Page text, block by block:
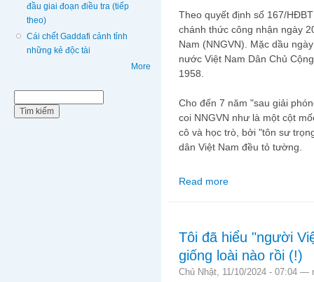
đầu giai đoạn điều tra (tiếp
theo)
Cái chết Gaddafi cảnh tỉnh
những kẻ độc tài
More
Theo quyết định số 167/
chánh thức công nhận ngày
Nam (NNGVN). Mặc dầu
nước Việt Nam Dân Chủ
1958.
Cho đến 7 năm "sau giải
coi NNGVN như là một cột
cô và học trò, bởi "tôn sư
dân Việt Nam đều tỏ tường.
Read more
Tôi đã hiểu "người
giống loài nào rồi (!)
Chủ Nhật, 11/10/2024 - 07:04 —